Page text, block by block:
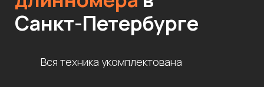
Санкт-Петербурге
Вся техника укомплектована